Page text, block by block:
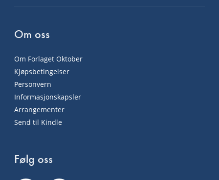
Om oss
Om Forlaget Oktober
Kjøpsbetingelser
Personvern
Informasjonskapsler
Arrangementer
Send til Kindle
Følg oss